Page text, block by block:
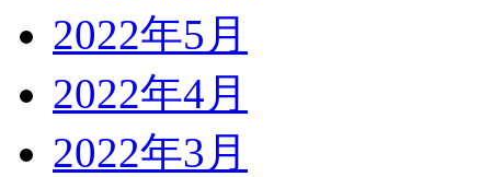
2022年5月
2022年4月
2022年3月